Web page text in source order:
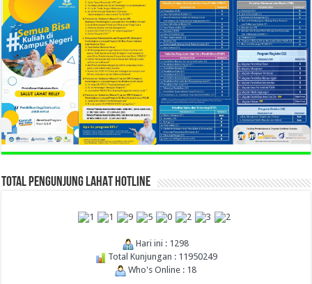
TOTAL PENGUNJUNG LAHAT HOTLINE
Hari ini : 1298
Total Kunjungan : 11950249
Who's Online : 18